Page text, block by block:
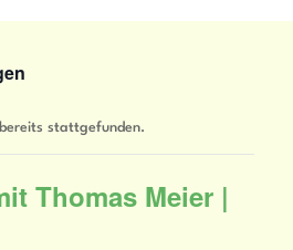
stattgefunden.
Thomas Meier |